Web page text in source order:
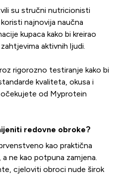
su stručni nutricionisti
najnovija naučna
kupaca kako bi kreirao
aktivnih ljudi.
rigorozno testiranje kako bi
kvaliteta, okusa i
od Myprotein
redovne obroke?
kao praktična
ne kao potpuna zamjena.
cjeloviti obroci nude širok